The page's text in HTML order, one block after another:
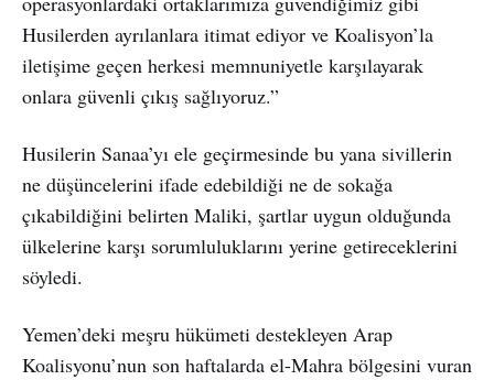
Husilerden ayrılanlara itimat ediyor ve Koalisyon’la
iletişime geçen herkesi memnuniyetle karşılayarak
onlara güvenli çıkış sağlıyoruz.”
Husilerin Sanaa’yı ele geçirmesinde bu yana sivillerin
ne düşüncelerini ifade edebildiği ne de sokağa
çıkabildiğini belirten Maliki, şartlar uygun olduğunda
ülkelerine karşı sorumluluklarını yerine getireceklerini
söyledi.
Yemen’deki meşru hükümeti destekleyen Arap
Koalisyonu’nun son haftalarda el-Mahra bölgesini vuran